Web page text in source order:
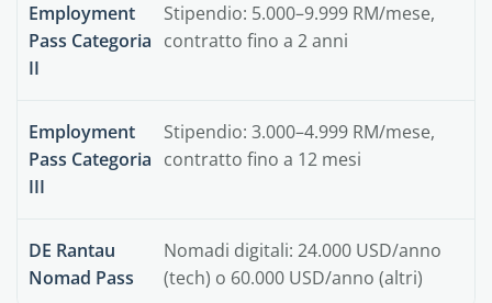
Employment
Pass Categoria
II
Stipendio: 5.000–9.999 RM/mese,
contratto fino a 2 anni
Employment
Pass Categoria
III
Stipendio: 3.000–4.999 RM/mese,
contratto fino a 12 mesi
DE Rantau
Nomad Pass
Nomadi digitali: 24.000 USD/anno
(tech) o 60.000 USD/anno (altri)